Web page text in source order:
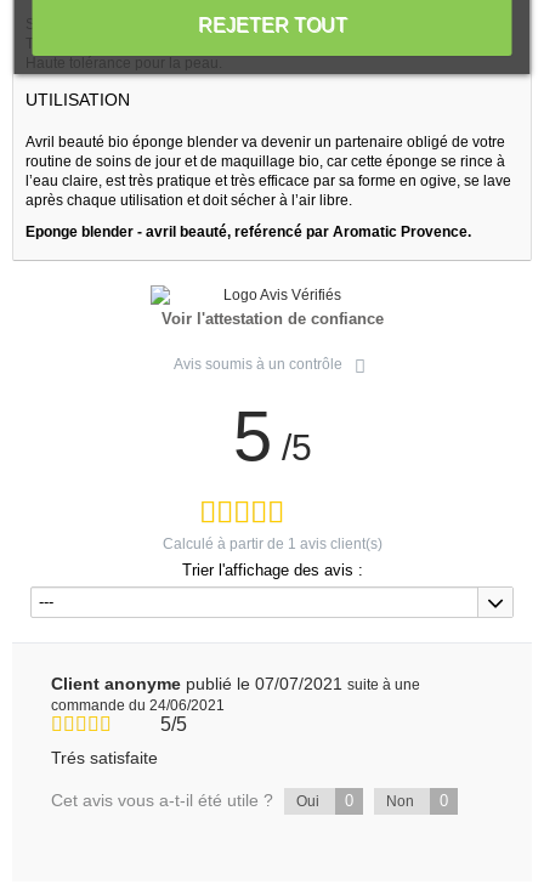
Testé sous contrôle dermatologique.
Haute tolérance pour la peau.
UTILISATION
Avril beauté bio éponge blender va devenir un partenaire obligé de votre
routine de soins de jour et de maquillage bio, car cette éponge se rince à
l’eau claire, est très pratique et très efficace par sa forme en ogive, se lave
après chaque utilisation et doit sécher à l’air libre.
Eponge blender - avril beauté, reférencé par Aromatic Provence.
Voir l'attestation de confiance
Avis soumis à un contrôle
5 /5
Calculé à partir de 1 avis client(s)
Trier l'affichage des avis :
---
Client anonyme publié le 07/07/2021 suite à une
commande du 24/06/2021
5/5
Trés satisfaite
Cet avis vous a-t-il été utile ? Oui 0 Non 0
REJETER TOUT